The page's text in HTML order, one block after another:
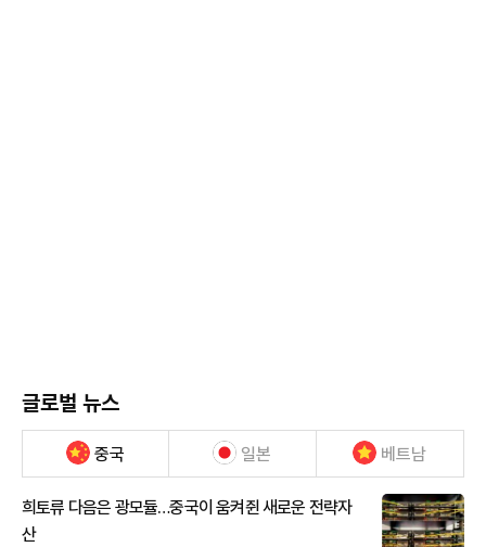
글로벌 뉴스
중국 일본 베트남
희토류 다음은 광모듈…중국이 움켜쥔 새로운 전략자
산